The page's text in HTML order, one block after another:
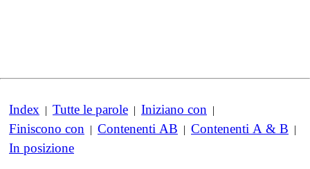
Index | Tutte le parole | Iniziano con |
Finiscono con | Contenenti AB | Contenenti A & B |
In posizione